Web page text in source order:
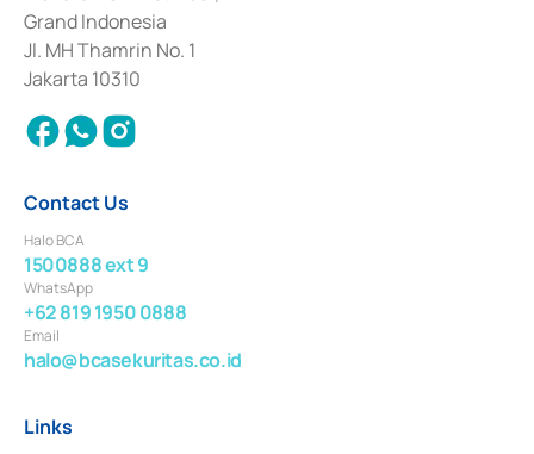
Deposit Transactions in the Money Market whose license was issued in
2017 and other business licenses from Bank Indonesia as a Supporting
Institution for the Issuance, Transaction, and Administration and
Settlement of Commercial Paper Transactions whose license was issued in
2018.
Grand Indonesia
Jl. MH Thamrin No. 1
Jakarta 10310
Contact Us
Halo BCA
1500888 ext 9
WhatsApp
+62 819 1950 0888
Email
halo@bcasekuritas.co.id
Links